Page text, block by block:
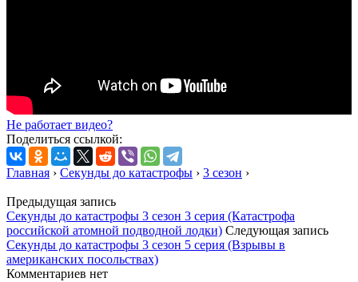
Не работает видео?
Поделиться ссылкой:
Главная › Секунды до катастрофы › 3 сезон ›
Предыдущая запись
Секунды до катастрофы 3 сезон 3 серия (Катастрофа
российской атомной подводной лодки) Следующая запись
Секунды до катастрофы 3 сезон 5 серия (Взрывы в
американских посольствах)
Комментариев нет